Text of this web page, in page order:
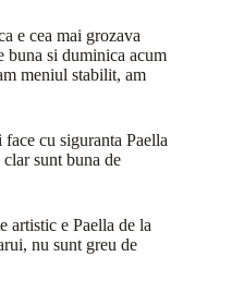
e cea mai grozava
buna si duminica acum
meniul stabilit, am
cu siguranta Paella
sunt buna de
artistic e Paella de la
nu sunt greu de